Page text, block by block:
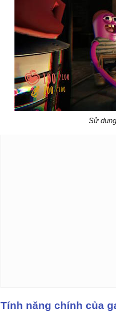
Sử
Tính năng chính của